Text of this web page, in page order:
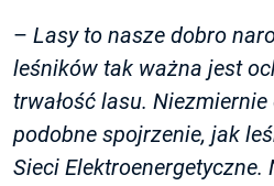
– Lasy to nasze dobro
leśników tak ważna jest
trwałość lasu.
podobne spojrzenie, jak
Sieci Elektroenergetyczne.